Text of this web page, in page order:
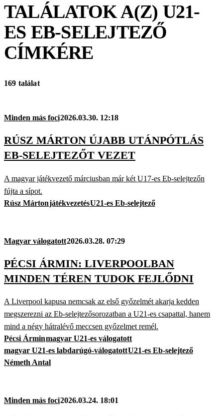
TALÁLATOK A(Z) U21-
ES EB-SELEJTEZŐ
CÍMKÉRE
169 találat
Minden más foci2026.03.30. 12:18
RÚSZ MÁRTON ÚJABB UTÁNPÓTLÁS
EB-SELEJTEZŐT VEZET
A magyar játékvezető márciusban már két U17-es Eb-selejtezőn
fújta a sípot.
Rúsz MártonjátékvezetésU21-es Eb-selejtező
Magyar válogatott2026.03.28. 07:29
PÉCSI ÁRMIN: LIVERPOOLBAN
MINDEN TÉREN TUDOK FEJLŐDNI
A Liverpool kapusa nemcsak az első győzelmét akarja kedden
megszerezni az Eb-selejtezősorozatban a U21-es csapattal, hanem
mind a négy hátralévő meccsen győzelmet remél.
Pécsi Árminmagyar U21-es válogatott
magyar U21-es labdarúgó-válogatottU21-es Eb-selejtező
Németh Antal
Minden más foci2026.03.24. 18:01